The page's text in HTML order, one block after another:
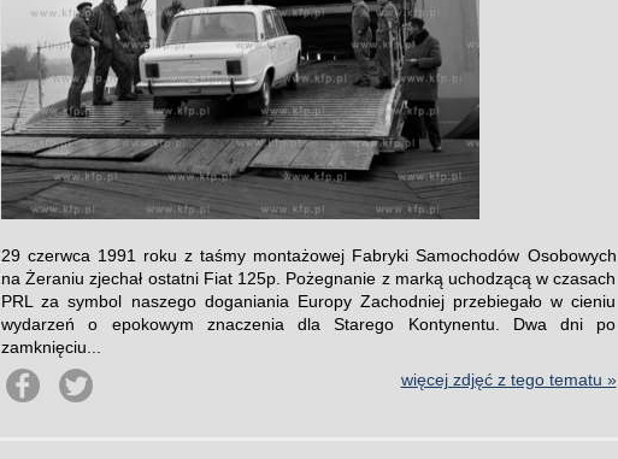
29 czerwca 1991 roku z taśmy montażowej Fabryki Samochodów Osobowych
na Żeraniu zjechał ostatni Fiat 125p. Pożegnanie z marką uchodzącą w czasach
PRL za symbol naszego doganiania Europy Zachodniej przebiegało w cieniu
wydarzeń o epokowym znaczenia dla Starego Kontynentu. Dwa dni po
zamknięciu...
więcej zdjęć z tego tematu »